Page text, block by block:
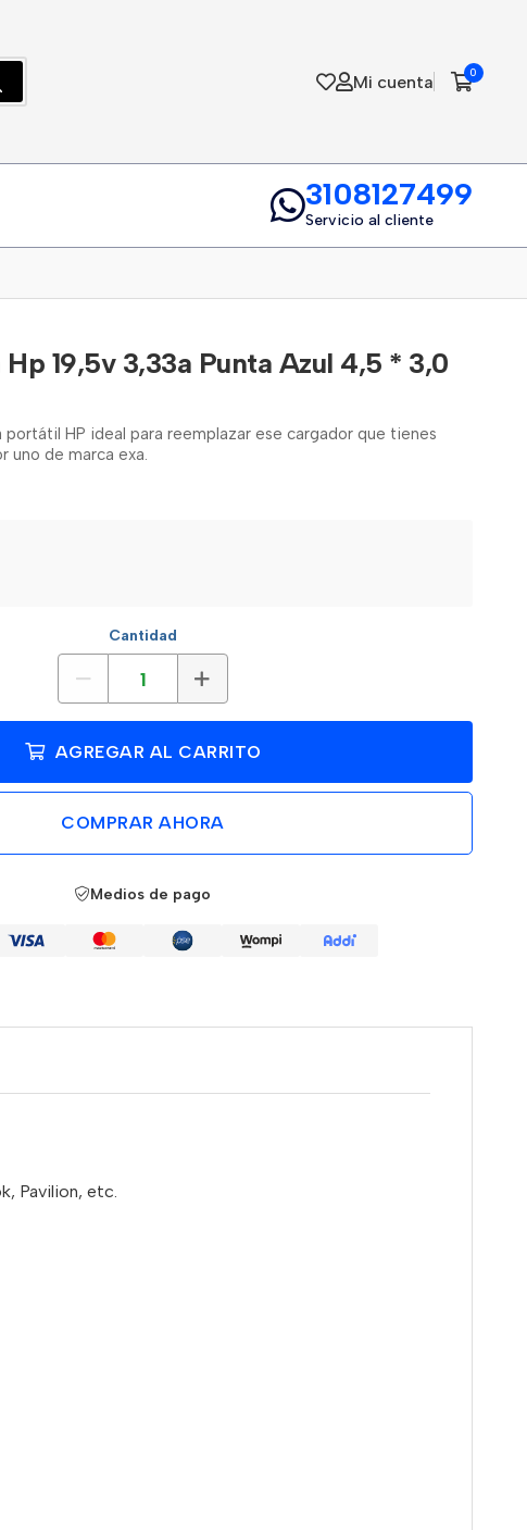
Mi cuenta 0
3108127499
Servicio al cliente
19,5v 3,33a Punta Azul 4,5 * 3,0
HP ideal para reemplazar ese cargador que tienes
uno de marca exa.
Cantidad
AGREGAR AL CARRITO
COMPRAR AHORA
Medios de pago
Pavilion, etc.